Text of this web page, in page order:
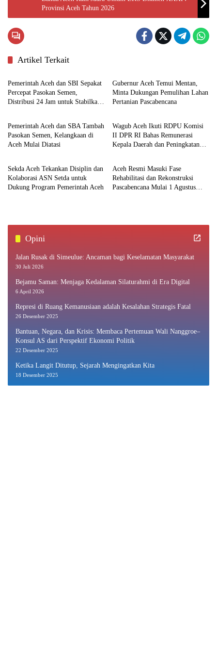
Provinsi Aceh Tahun 2026
Artikel Terkait
Pemerintahan
Pemerintah Aceh dan SBI Sepakat
Percepat Pasokan Semen,
Distribusi 24 Jam untuk Stabilkan
Gubernur Aceh Temui Mentan,
Minta Dukungan Pemulihan Lahan
Pertanian Pascabencana
Ekonomi
Pemerintah Aceh dan SBA Tambah
Pasokan Semen, Kelangkaan di
Aceh Mulai Diatasi
Nasional
Wagub Aceh Ikuti RDPU Komisi
II DPR RI Bahas Remunerasi
Kepala Daerah dan Peningkatan
Aceh
Sekda Aceh Tekankan Disiplin dan
Kolaborasi ASN Setda untuk
Dukung Program Pemerintah Aceh
Aceh
Aceh Resmi Masuki Fase
Rehabilitasi dan Rekonstruksi
Pascabencana Mulai 1 Agustus
Opini
Jalan Rusak di Simeulue: Ancaman bagi Keselamatan Masyarakat
30 Juli 2026
Bejamu Saman: Menjaga Kedalaman Silaturahmi di Era Digital
6 April 2026
Represi di Ruang Kemanusiaan adalah Kesalahan Strategis Fatal
26 Desember 2025
Bantuan, Negara, dan Krisis: Membaca Pertemuan Wali Nanggroe–
Konsul AS dari Perspektif Ekonomi Politik
22 Desember 2025
Ketika Langit Ditutup, Sejarah Mengingatkan Kita
18 Desember 2025